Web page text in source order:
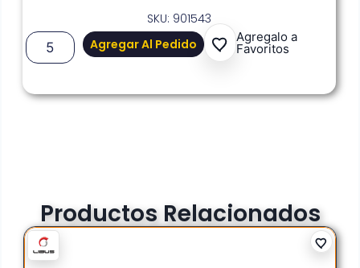
SKU: 901543
Agregar Al Pedido
Agregalo a
Favoritos
Productos Relacionados